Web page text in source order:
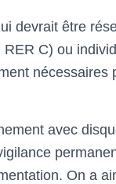
devrait être
C) ou
nécessaires
avec
On a